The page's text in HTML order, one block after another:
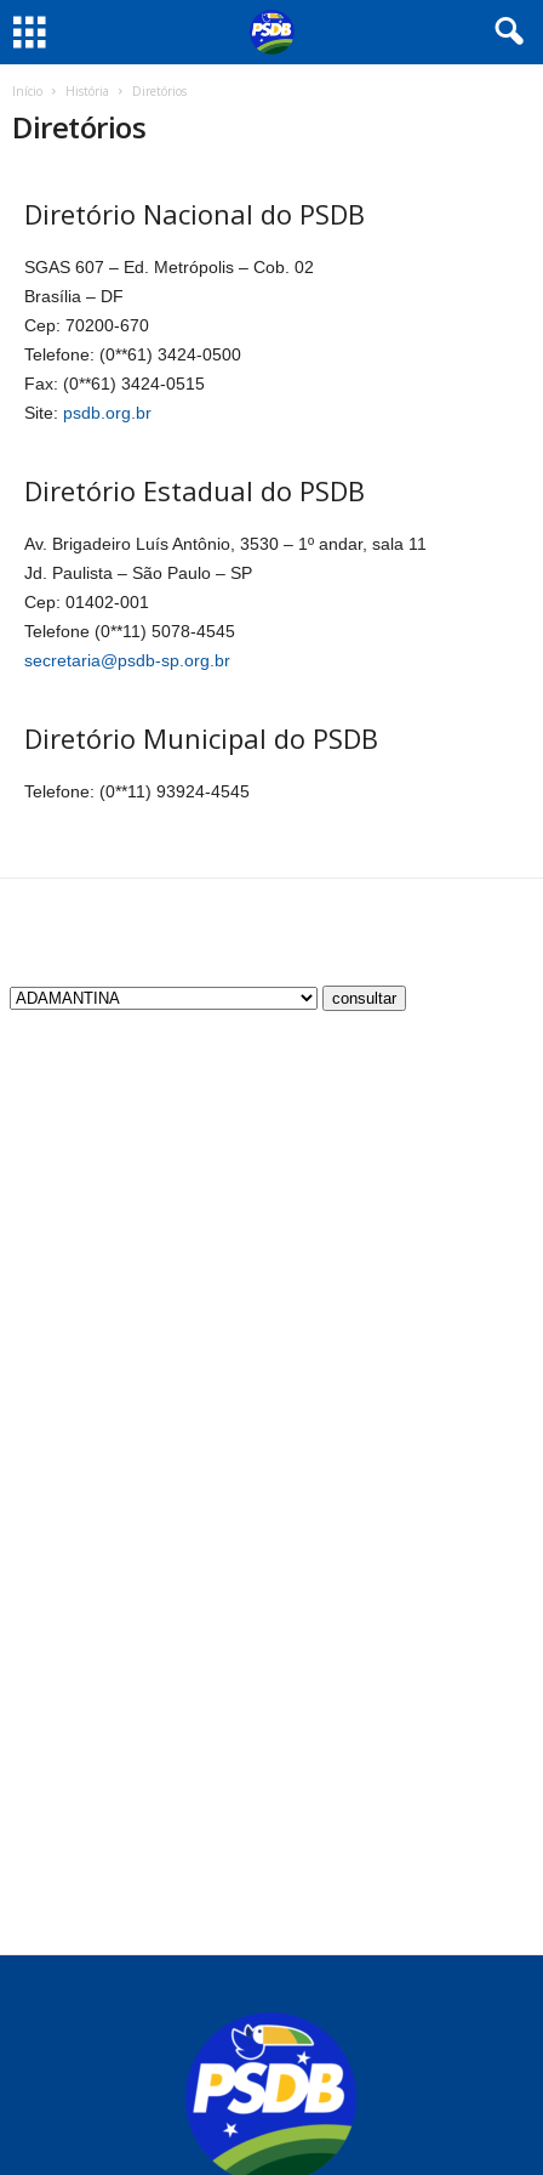
Início História Diretórios
Diretórios
Diretório Nacional do PSDB
SGAS 607 – Ed. Metrópolis – Cob. 02
Brasília – DF
Cep: 70200-670
Telefone: (0**61) 3424-0500
Fax: (0**61) 3424-0515
Site: psdb.org.br
Diretório Estadual do PSDB
Av. Brigadeiro Luís Antônio, 3530 – 1º andar, sala 11
Jd. Paulista – São Paulo – SP
Cep: 01402-001
Telefone (0**11) 5078-4545
secretaria@psdb-sp.org.br
Diretório Municipal do PSDB
Telefone: (0**11) 93924-4545